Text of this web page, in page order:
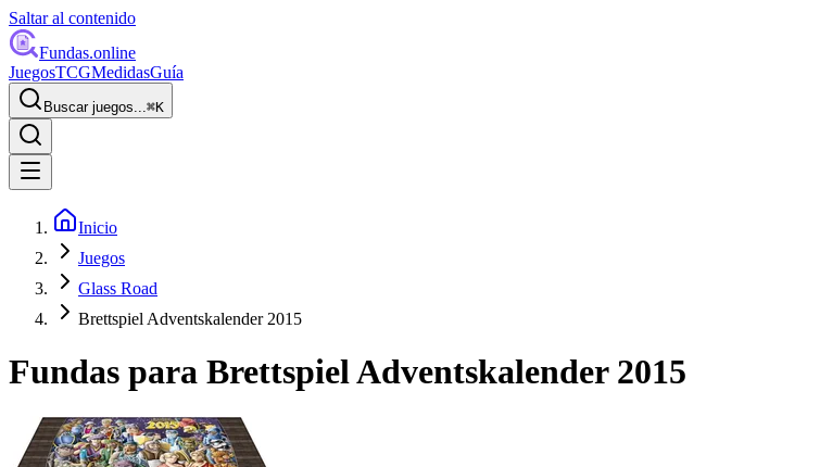
Saltar al contenido
Fundas.online
JuegosTCGMedidasGuía
Buscar juegos...⌘K
Inicio
Juegos
Glass Road
Brettspiel Adventskalender 2015
Fundas para Brettspiel Adventskalender 2015